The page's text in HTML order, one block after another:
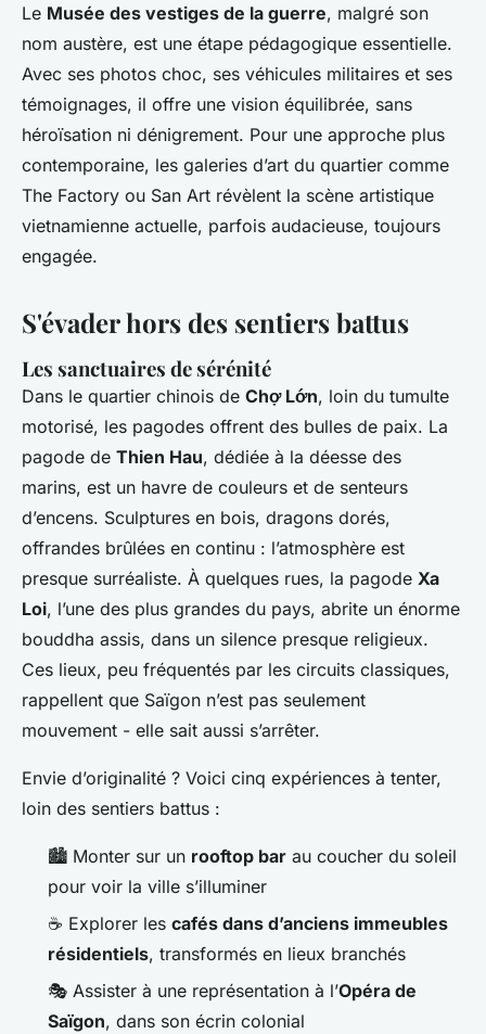
Le Musée des vestiges de la guerre, malgré son
nom austère, est une étape pédagogique essentielle.
Avec ses photos choc, ses véhicules militaires et ses
témoignages, il offre une vision équilibrée, sans
héroïsation ni dénigrement. Pour une approche plus
contemporaine, les galeries d’art du quartier comme
The Factory ou San Art révèlent la scène artistique
vietnamienne actuelle, parfois audacieuse, toujours
engagée.
S'évader hors des sentiers battus
Les sanctuaires de sérénité
Dans le quartier chinois de Chợ Lớn, loin du tumulte
motorisé, les pagodes offrent des bulles de paix. La
pagode de Thien Hau, dédiée à la déesse des
marins, est un havre de couleurs et de senteurs
d’encens. Sculptures en bois, dragons dorés,
offrandes brûlées en continu : l’atmosphère est
presque surréaliste. À quelques rues, la pagode Xa
Loi, l’une des plus grandes du pays, abrite un énorme
bouddha assis, dans un silence presque religieux.
Ces lieux, peu fréquentés par les circuits classiques,
rappellent que Saïgon n’est pas seulement
mouvement - elle sait aussi s’arrêter.
Envie d’originalité ? Voici cinq expériences à tenter,
loin des sentiers battus :
🏙️ Monter sur un rooftop bar au coucher du soleil
pour voir la ville s’illuminer
☕ Explorer les cafés dans d’anciens immeubles
résidentiels, transformés en lieux branchés
🎭 Assister à une représentation à l’Opéra de
Saïgon, dans son écrin colonial